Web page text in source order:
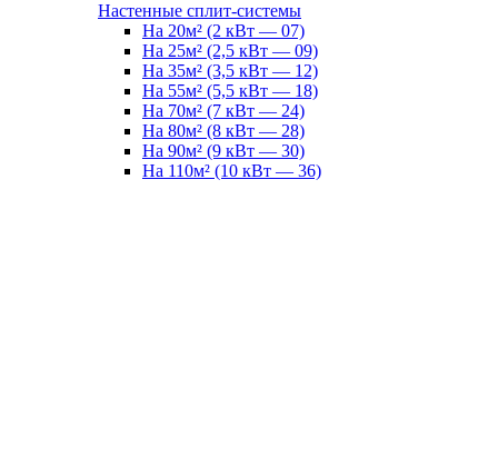
Настенные сплит-системы
На 20м² (2 кВт — 07)
На 25м² (2,5 кВт — 09)
На 35м² (3,5 кВт — 12)
На 55м² (5,5 кВт — 18)
На 70м² (7 кВт — 24)
На 80м² (8 кВт — 28)
На 90м² (9 кВт — 30)
На 110м² (10 кВт — 36)